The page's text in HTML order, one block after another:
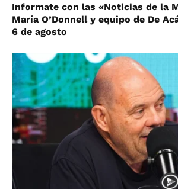
Informate con las «Noticias de la
María O’Donnell y equipo de De
6 de agosto